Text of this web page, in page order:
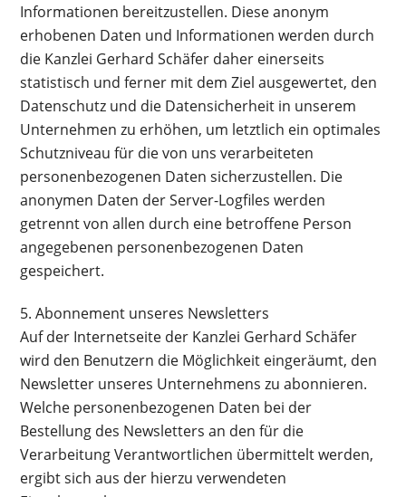
Informationen bereitzustellen. Diese anonym
erhobenen Daten und Informationen werden durch
die Kanzlei Gerhard Schäfer daher einerseits
statistisch und ferner mit dem Ziel ausgewertet, den
Datenschutz und die Datensicherheit in unserem
Unternehmen zu erhöhen, um letztlich ein optimales
Schutzniveau für die von uns verarbeiteten
personenbezogenen Daten sicherzustellen. Die
anonymen Daten der Server-Logfiles werden
getrennt von allen durch eine betroffene Person
angegebenen personenbezogenen Daten
gespeichert.
5. Abonnement unseres Newsletters
Auf der Internetseite der Kanzlei Gerhard Schäfer
wird den Benutzern die Möglichkeit eingeräumt, den
Newsletter unseres Unternehmens zu abonnieren.
Welche personenbezogenen Daten bei der
Bestellung des Newsletters an den für die
Verarbeitung Verantwortlichen übermittelt werden,
ergibt sich aus der hierzu verwendeten